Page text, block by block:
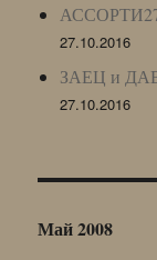
27.10.2016
ЗАЕЦ и
27.10.2016
Май 2008